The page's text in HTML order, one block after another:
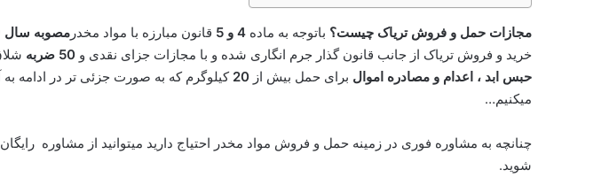
مجازات حمل و فروش تریاک چیست؟ باتوجه به ماده 4 و 5 قانون مبارزه با مواد مخدر مصوبه سال
خرید و فروش تریاک از جانب قانون گذار جرم انگاری شده و با مجازات جزای نقدی و
حبس ابد ، اعدام و مصادره اموال برای حمل بیش از 20 کیلوگرم که به صورت جزئی تر در ادامه
میکنیم…
چنانچه به مشاوره فوری در زمینه حمل و فروش مواد مخدر احتیاج دارید میتوانید از مشاوره رایگان
شوید.